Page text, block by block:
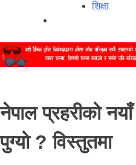
शिक्षा
नेपाल प्रहरीको
पुग्यो ? विस्तुतमा